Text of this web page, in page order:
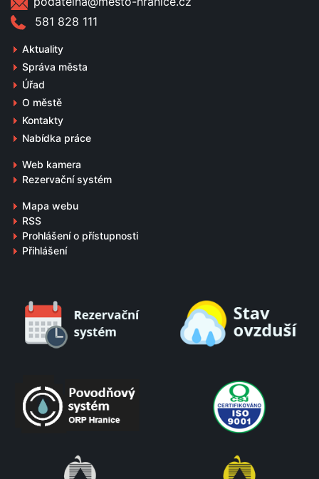
581 828 111
Aktuality
Správa města
Úřad
O městě
Kontakty
Nabídka práce
Web kamera
Rezervační systém
Mapa webu
RSS
Prohlášení o přístupnosti
Přihlášení